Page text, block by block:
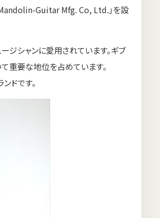
Mandolin-Guitar Mfg. Co, Ltd.」を設
ジシャンに愛用されています。ギブ
重要な地位を占めています。
ドです。